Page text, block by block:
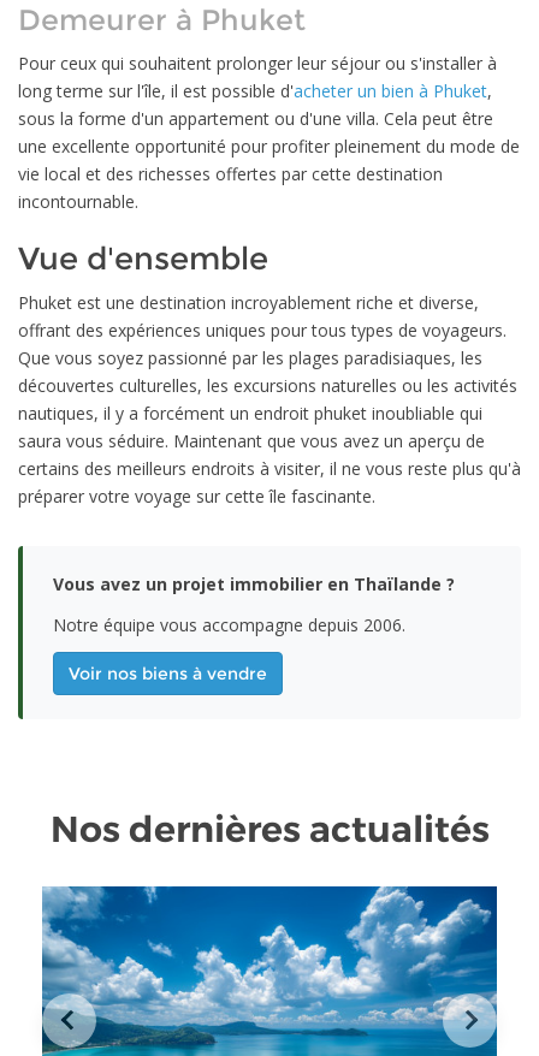
Demeurer à Phuket
Pour ceux qui souhaitent prolonger leur séjour ou s'installer à
long terme sur l'île, il est possible d'acheter un bien à Phuket,
sous la forme d'un appartement ou d'une villa. Cela peut être
une excellente opportunité pour profiter pleinement du mode de
vie local et des richesses offertes par cette destination
incontournable.
Vue d'ensemble
Phuket est une destination incroyablement riche et diverse,
offrant des expériences uniques pour tous types de voyageurs.
Que vous soyez passionné par les plages paradisiaques, les
découvertes culturelles, les excursions naturelles ou les activités
nautiques, il y a forcément un endroit phuket inoubliable qui
saura vous séduire. Maintenant que vous avez un aperçu de
certains des meilleurs endroits à visiter, il ne vous reste plus qu'à
préparer votre voyage sur cette île fascinante.
Vous avez un projet immobilier en Thaïlande ?
Notre équipe vous accompagne depuis 2006.
Voir nos biens à vendre
Nos dernières actualités